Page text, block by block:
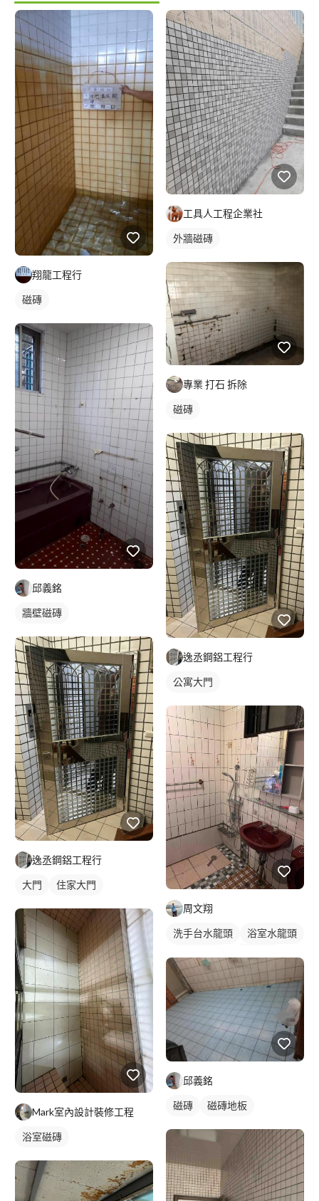
翔龍工程行
磁磚
邱義銘
牆壁磁磚
逸丞鋼鋁工程行
大門 住家大門
Mark室內設計裝修工程
浴室磁磚
工具人工程企業社
外牆磁磚
專業 打石 拆除
磁磚
逸丞鋼鋁工程行
公寓大門
周文翔
洗手台水龍頭
浴室水龍頭
邱義銘
磁磚 磁磚地板